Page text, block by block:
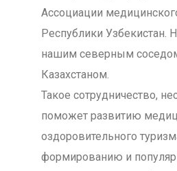
Ассоциации
Республики Узбекистан.
нашим северным
Казахстаном.
Такое сотрудничество,
поможет развитию
оздоровительного
формированию и